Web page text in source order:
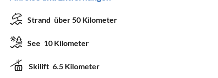
Strand über 50 Kilometer
See 10 Kilometer
Skilift 6.5 Kilometer